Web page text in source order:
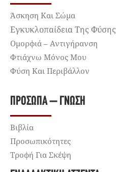
Άσκηση Και Σώμα
Εγκυκλοπαίδεια Της Φύσης
Ομορφιά – Αντιγήρανση
Φτιάχνω Μόνος Μου
Φύση Και Περιβάλλον
ΠΡΌΣΩΠΑ – ΓΝΏΣΗ
Βιβλία
Προσωπικότητες
Τροφή Για Σκέψη